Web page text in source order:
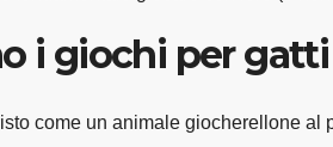
i giochi per gatti
come un animale giocherellone